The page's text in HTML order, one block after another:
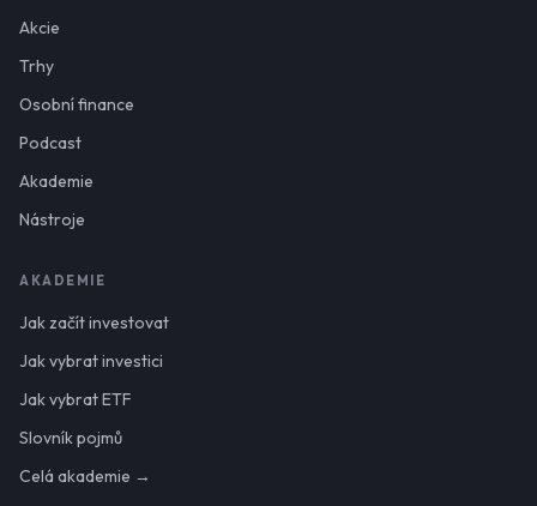
Akcie
Trhy
Osobní finance
Podcast
Akademie
Nástroje
AKADEMIE
Jak začít investovat
Jak vybrat investici
Jak vybrat ETF
Slovník pojmů
Celá akademie →